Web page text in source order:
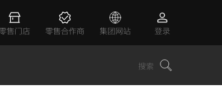
零售门店 零售合作商 集团网站 登录